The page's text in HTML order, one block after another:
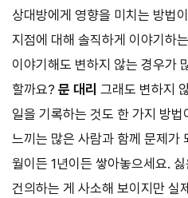
상대방에게 영향을 미치는 방법
지점에 대해 솔직하게 이야기하
이야기해도 변하지 않는 경우가
할까요? 문 대리 그래도 변하지
일을 기록하는 것도 한 가지 방법
느끼는 많은 사람과 함께 문제가
월이든 1년이든 쌓아놓으세요.
건의하는 게 사소해 보이지만 실